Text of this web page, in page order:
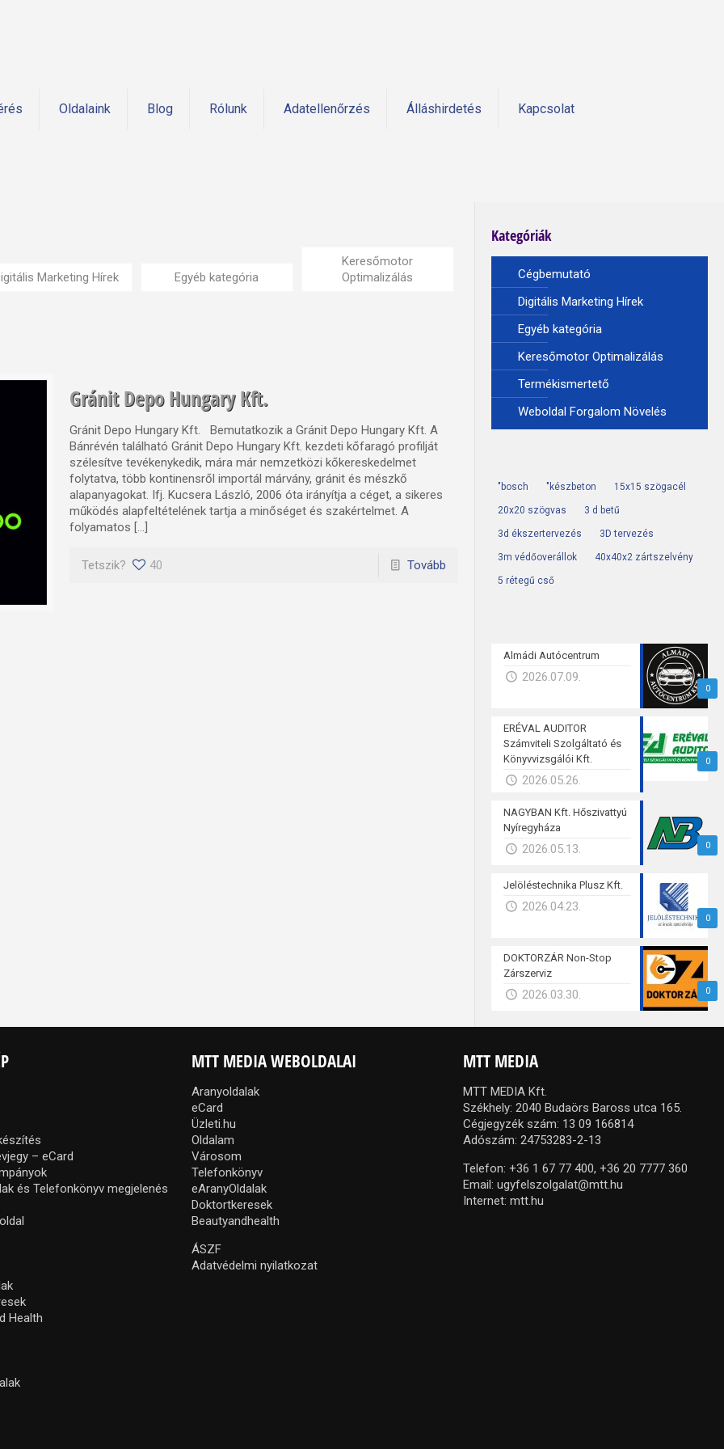
Oldalaink Blog Rólunk Adatellenőrzés Álláshirdetés Kapcsolat
Marketing Hírek Egyéb kategória
Keresőmotor
Optimalizálás
Gránit Depo Hungary Kft.
Gránit Depo Hungary Kft. Bemutatkozik a Gránit Depo Hungary Kft. A
Bánrévén található Gránit Depo Hungary Kft. kezdeti kőfaragó profilját
szélesítve tevékenykedik, mára már nemzetközi kőkereskedelmet
folytatva, több kontinensről importál márvány, gránit és mészkő
alapanyagokat. Ifj. Kucsera László, 2006 óta irányítja a céget, a sikeres
működés alapfeltételének tartja a minőséget és szakértelmet. A
folyamatos […]
Tetszik? 40 Tovább
Kategóriák
Cégbemutató
Digitális Marketing Hírek
Egyéb kategória
Keresőmotor Optimalizálás
Termékismertető
Weboldal Forgalom Növelés
"bosch "készbeton 15x15 szögacél
20x20 szögvas 3 d betű
3d ékszertervezés 3D tervezés
3m védőoverállok 40x40x2 zártszelvény
5 rétegű cső
0
Almádi Autócentrum
2026.07.09.
0
ERÉVAL AUDITOR
Számviteli Szolgáltató és
Könyvvizsgálói Kft.
2026.05.26.
0
NAGYBAN Kft. Hőszivattyú
Nyíregyháza
2026.05.13.
0
Jelöléstechnika Plusz Kft.
2026.04.23.
0
DOKTORZÁR Non-Stop
Zárszerviz
2026.03.30.
– eCard
és Telefonkönyv megjelenés
Health
MTT MEDIA WEBOLDALAI
Aranyoldalak
eCard
Üzleti.hu
Oldalam
Városom
Telefonkönyv
eAranyOldalak
Doktortkeresek
Beautyandhealth
ÁSZF
Adatvédelmi nyilatkozat
MTT MEDIA
MTT MEDIA Kft.
Székhely: 2040 Budaörs Baross utca 165.
Cégjegyzék szám: 13 09 166814
Adószám: 24753283-2-13
Telefon:+36 1 67 77 400, +36 20 7777 360
Email:ugyfelszolgalat@mtt.hu
Internet:mtt.hu